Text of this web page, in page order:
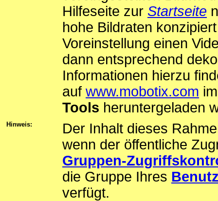
Hilfeseite zur Startseite
hohe Bildraten
Voreinstellung einen
dann entsprechend
Informationen hierzu
auf www.mobotix.com
Tools heruntergeladen
Hinweis:
Der Inhalt dieses
wenn der öffentliche
Gruppen-
die Gruppe Ihres
verfügt.